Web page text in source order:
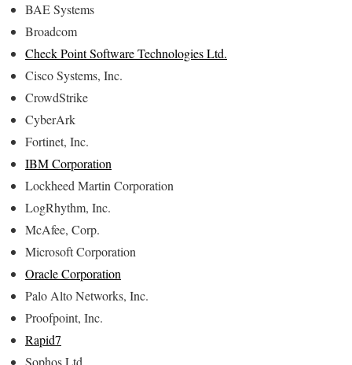
BAE Systems
Broadcom
Check Point Software Technologies Ltd.
Cisco Systems, Inc.
CrowdStrike
CyberArk
Fortinet, Inc.
IBM Corporation
Lockheed Martin Corporation
LogRhythm, Inc.
McAfee, Corp.
Microsoft Corporation
Oracle Corporation
Palo Alto Networks, Inc.
Proofpoint, Inc.
Rapid7
Sophos Ltd.